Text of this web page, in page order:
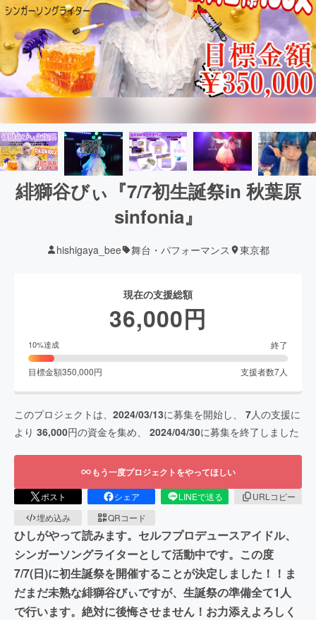
緋獅谷びぃ『7/7初生誕祭in 秋葉原
sinfonia』
hishigaya_bee 舞台・パフォーマンス 東京都
現在の支援総額
36,000円
10%達成 終了
目標金額350,000円 支援者数7人
このプロジェクトは、 2024/03/13に募集を開始し、 7人の支援に
より 36,000円の資金を集め、 2024/04/30に募集を終了しました
もう一度プロジェクトをやってほしい
ポスト シェア LINEで送る
URLコピー
埋め込み
QRコード
ひしがやって読みます。セルフプロデュースアイドル、
シンガーソングライターとして活動中です。この度
7/7(日)に初生誕祭を開催することが決定しました！！ま
だまだ未熟な緋獅谷びぃですが、生誕祭の準備全て1人
で行います。絶対に後悔させません！お力添えよろしく